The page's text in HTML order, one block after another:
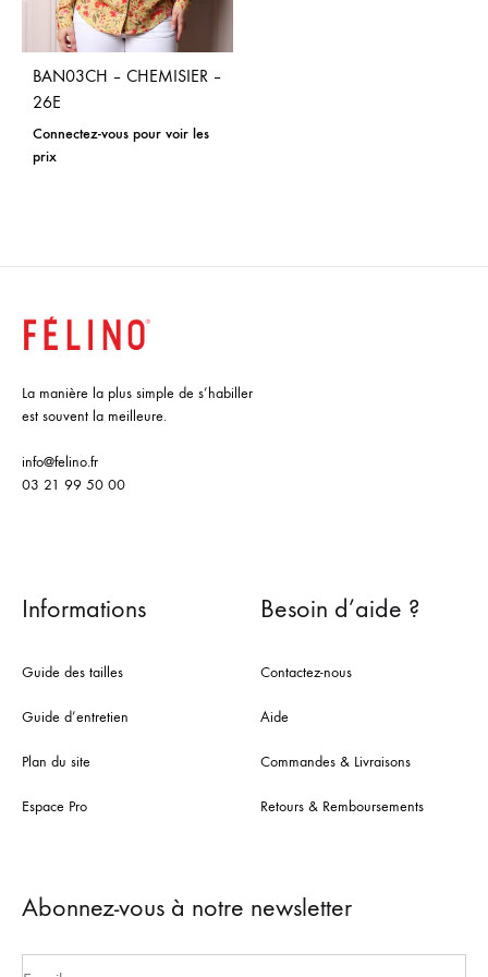
BAN03CH – CHEMISIER –
26E
Connectez-vous pour voir les
prix
La manière la plus simple de s’habiller
est souvent la meilleure.
info@felino.fr
03 21 99 50 00
Informations
Guide des tailles
Guide d’entretien
Plan du site
Espace Pro
Besoin d’aide ?
Contactez-nous
Aide
Commandes & Livraisons
Retours & Remboursements
Abonnez-vous à notre newsletter